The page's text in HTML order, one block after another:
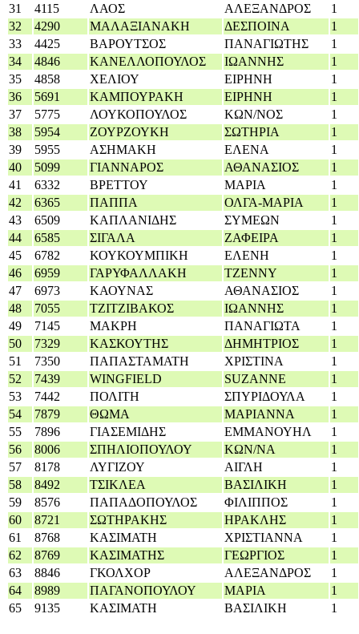
31
4115 ΛΑΟΣ ΑΛΕΞΑΝΔΡΟΣ
1
32
4290 ΜΑΛΑΞΙΑΝΑΚΗ ΔΕΣΠΟΙΝΑ
1
33
4425 ΒΑΡΟΥΤΣΟΣ ΠΑΝΑΓΙΩΤΗΣ
1
34
4846 ΚΑΝΕΛΛΟΠΟΥΛΟΣ ΙΩΑΝΝΗΣ
1
35
4858 ΧΕΛΙΟΥ ΕΙΡΗΝΗ
1
36
5691 ΚΑΜΠΟΥΡΑΚΗ ΕΙΡΗΝΗ
1
37
5775 ΛΟΥΚΟΠΟΥΛΟΣ ΚΩΝ/ΝΟΣ
1
38
5954 ΖΟΥΡΖΟΥΚΗ ΣΩΤΗΡΙΑ
1
39
5955 ΑΣΗΜΑΚΗ ΕΛΕΝΑ
1
40
5099 ΓΙΑΝΝΑΡΟΣ ΑΘΑΝΑΣΙΟΣ
1
41
6332 ΒΡΕΤΤΟΥ ΜΑΡΙΑ
1
42
6365 ΠΑΠΠΑ ΟΛΓΑ-ΜΑΡΙΑ
1
43
6509 ΚΑΠΛΑΝΙΔΗΣ ΣΥΜΕΩΝ
1
44
6585 ΣΙΓΑΛΑ ΖΑΦΕΙΡΑ
1
45
6782 ΚΟΥΚΟΥΜΠΙΚΗ ΕΛΕΝΗ
1
46
6959 ΓΑΡΥΦΑΛΛΑΚΗ ΤΖΕΝΝΥ
1
47
6973 ΚΑΟΥΝΑΣ ΑΘΑΝΑΣΙΟΣ
1
48
7055 ΤΖΙΤΖΙΒΑΚΟΣ ΙΩΑΝΝΗΣ
1
49
7145 ΜΑΚΡΗ ΠΑΝΑΓΙΩΤΑ
1
50
7329 ΚΑΣΚΟΥΤΗΣ ΔΗΜΗΤΡΙΟΣ
1
51
7350 ΠΑΠΑΣΤΑΜΑΤΗ ΧΡΙΣΤΙΝΑ
1
52
7439 WINGFIELD SUZANNE
1
53
7442 ΠΟΛΙΤΗ ΣΠΥΡΙΔΟΥΛΑ
1
54
7879 ΘΩΜΑ ΜΑΡΙΑΝΝΑ
1
55
7896 ΓΙΑΣΕΜΙΔΗΣ ΕΜΜΑΝΟΥΗΛ
1
56
8006 ΣΠΗΛΙΟΠΟΥΛΟΥ ΚΩΝ/ΝΑ
1
57
8178 ΛΥΓΙΖΟΥ ΑΙΓΛΗ
1
58
8492 ΤΣΙΚΛΕΑ ΒΑΣΙΛΙΚΗ
1
59
8576 ΠΑΠΑΔΟΠΟΥΛΟΣ ΦΙΛΙΠΠΟΣ
1
60
8721 ΣΩΤΗΡΑΚΗΣ ΗΡΑΚΛΗΣ
1
61
8768 ΚΑΣΙΜΑΤΗ ΧΡΙΣΤΙΑΝΝΑ
1
62
8769 ΚΑΣΙΜΑΤΗΣ ΓΕΩΡΓΙΟΣ
1
63
8846 ΓΚΟΛΧΟΡ ΑΛΕΞΑΝΔΡΟΣ
1
64
8989 ΠΑΓΑΝΟΠΟΥΛΟΥ ΜΑΡΙΑ
1
65
9135 ΚΑΣΙΜΑΤΗ ΒΑΣΙΛΙΚΗ 1